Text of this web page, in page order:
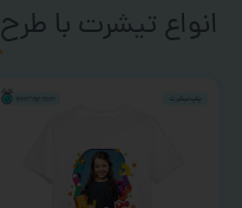
انواع تیشرت با طرح